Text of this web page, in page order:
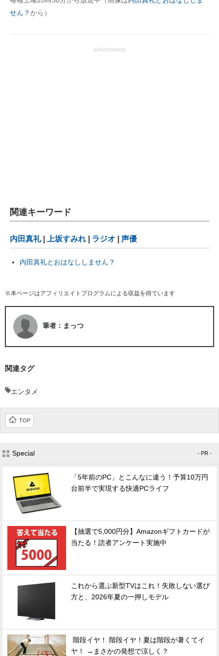
せん？から）
advertisement
関連キーワード
内田真礼| 上坂すみれ ラジオ 声優
内田真礼とおはなししません？
※本ページはアフィリエイトプログラムによる収益を得ています
筆者：まっつ
関連タグ
エンタメ
TOP
Special - PR -
「5年前のPC」とこんなに違う！予算10万円
台前半で実現する快適PCライフ
【抽選で5,000円分】Amazonギフトカードが
当たる！読者アンケート実施中
これから選ぶ新型TVはこれ！失敗しない選び
方と、2026年夏の一押しモデル
階段イヤ！ 階段イヤ！夏は階段が暑くてイ
ヤ！ →まさかの発想で涼しく？